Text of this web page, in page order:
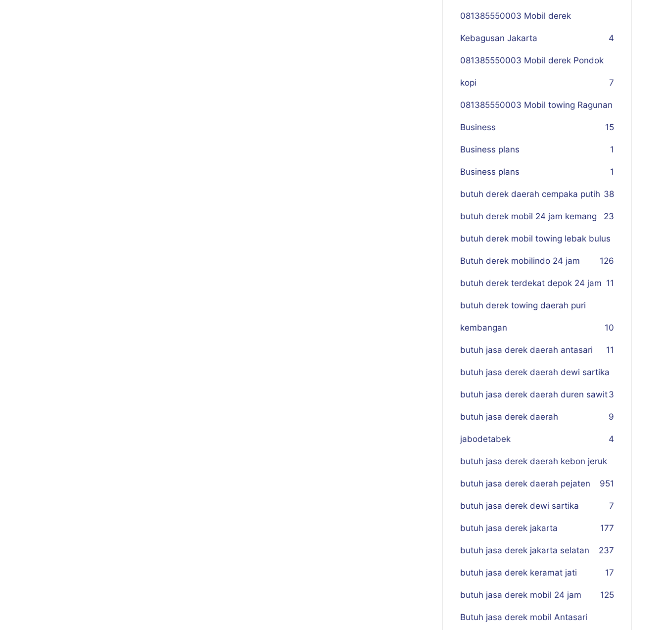
081385550003 Mobil derek
Kebagusan Jakarta 4
081385550003 Mobil derek Pondok
kopi 7
081385550003 Mobil towing Ragunan
5
Business 1
Business plans 1
Business plans 1
butuh derek daerah cempaka putih 38
butuh derek mobil 24 jam kemang 23
butuh derek mobil towing lebak bulus
26
Butuh derek mobilindo 24 jam 1
butuh derek terdekat depok 24 jam 11
butuh derek towing daerah puri
kembangan 10
butuh jasa derek daerah antasari 11
butuh jasa derek daerah dewi sartika
3
butuh jasa derek daerah duren sawit
9
butuh jasa derek daerah
jabodetabek 4
butuh jasa derek daerah kebon jeruk
51
butuh jasa derek daerah pejaten 9
butuh jasa derek dewi sartika 7
butuh jasa derek jakarta 177
butuh jasa derek jakarta selatan 237
butuh jasa derek keramat jati 17
butuh jasa derek mobil 24 jam 125
Butuh jasa derek mobil Antasari